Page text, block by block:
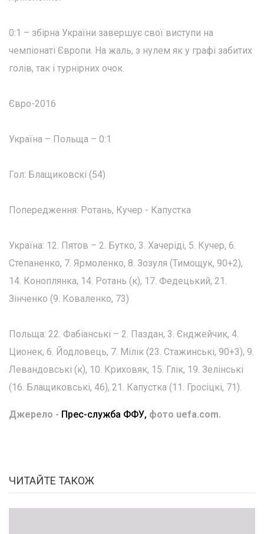
0:1 – збірна України завершує свої виступи на
чемпіонаті Європи. На жаль, з нулем як у графі забитих
голів, так і турнірних очок.
Євро-2016
Україна – Польща – 0:1
Гол: Блащиковскі (54)
Попередження: Ротань, Кучер - Капустка
Україна: 12. Пятов – 2. Бутко, 3. Хачеріді, 5. Кучер, 6.
Степаненко, 7. Ярмоленко, 8. Зозуля (Тимощук, 90+2),
14. Коноплянка, 14. Ротань (к), 17. Федецький, 21.
Зінченко (9. Коваленко, 73)
Польща: 22. Фабіанські – 2. Паздан, 3. Єнджейчик, 4.
Ционек, 6. Йодловець, 7. Мілік (23. Стажинські, 90+3), 9.
Левандовські (к), 10. Криховяк, 15. Глік, 19. Зелінські
(16. Блащиковські, 46), 21. Капустка (11. Гросіцкі, 71).
Джерело - Прес-служба ФФУ, фото uefa.com.
ЧИТАЙТЕ ТАКОЖ